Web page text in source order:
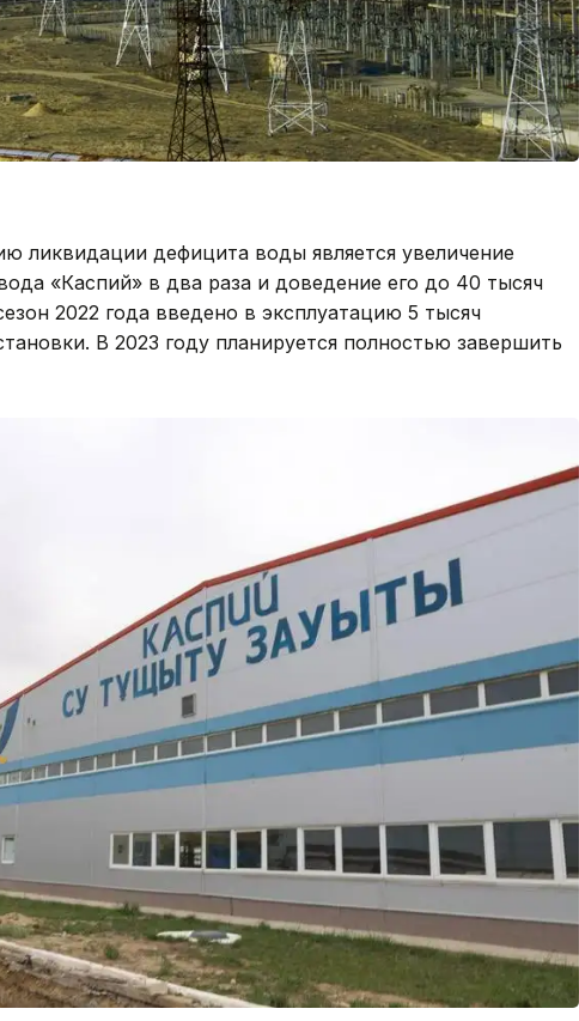
ликвидации дефицита воды является увеличение
«Каспий» в два раза и доведение его до 40 тысяч
2022 года введено в эксплуатацию 5 тысяч
В 2023 году планируется полностью завершить